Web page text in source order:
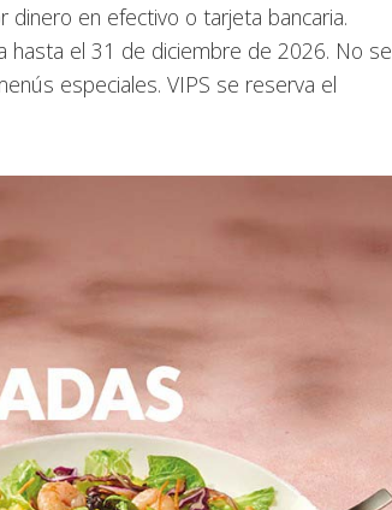
en efectivo o tarjeta bancaria.
hasta el 31 de diciembre de 2026. No se
especiales. VIPS se reserva el